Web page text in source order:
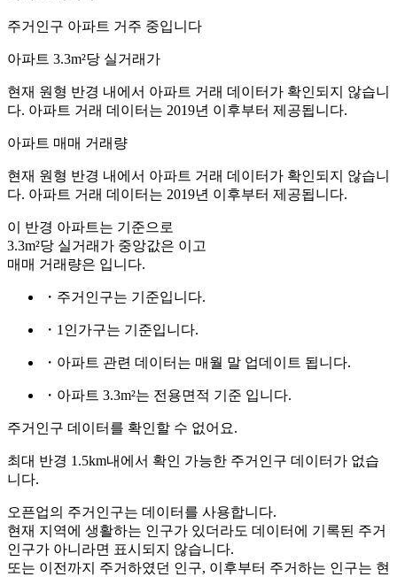
주거인구 아파트 거주 중입니다
아파트 3.3m²당 실거래가
현재 원형 반경 내에서 아파트 거래 데이터가 확인되지 않습니
다. 아파트 거래 데이터는 2019년 이후부터 제공됩니다.
아파트 매매 거래량
현재 원형 반경 내에서 아파트 거래 데이터가 확인되지 않습니
다. 아파트 거래 데이터는 2019년 이후부터 제공됩니다.
이 반경 아파트는 기준으로
3.3m²당 실거래가 중앙값은 이고
매매 거래량은 입니다.
・주거인구는 기준입니다.
・1인가구는 기준입니다.
・아파트 관련 데이터는 매월 말 업데이트 됩니다.
・아파트 3.3m²는 전용면적 기준 입니다.
주거인구 데이터를 확인할 수 없어요.
최대 반경 1.5km내에서 확인 가능한 주거인구 데이터가 없습
니다.
오픈업의 주거인구는 데이터를 사용합니다.
현재 지역에 생활하는 인구가 있더라도 데이터에 기록된 주거
인구가 아니라면 표시되지 않습니다.
또는 이전까지 주거하였던 인구, 이후부터 주거하는 인구는 현